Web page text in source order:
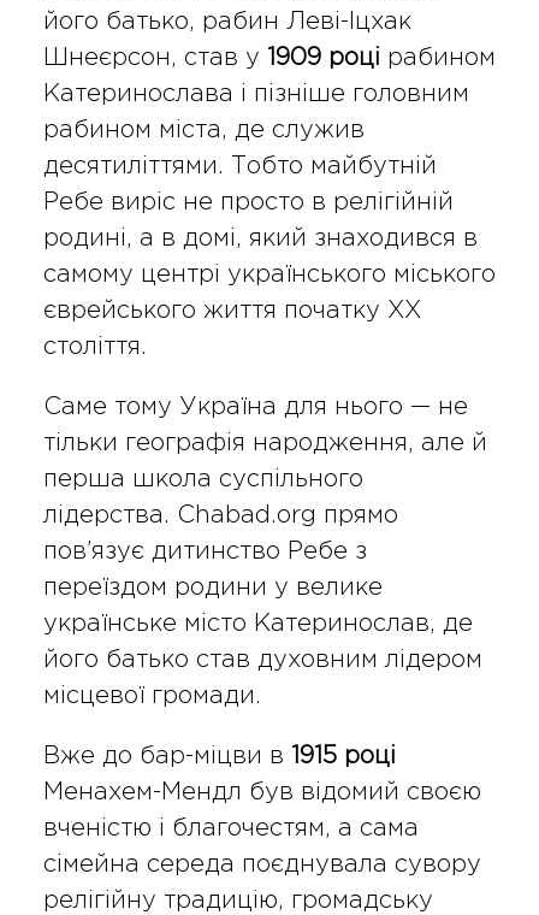
його батько, рабин Леві-Іцхак
Шнеєрсон, став у 1909 році рабином
Катеринослава і пізніше головним
рабином міста, де служив
десятиліттями. Тобто майбутній
Ребе виріс не просто в релігійній
родині, а в домі, який знаходився в
самому центрі українського міського
єврейського життя початку ХХ
століття.
Саме тому Україна для нього — не
тільки географія народження, але й
перша школа суспільного
лідерства. Chabad.org прямо
пов’язує дитинство Ребе з
переїздом родини у велике
українське місто Катеринослав, де
його батько став духовним лідером
місцевої громади.
Вже до бар-міцви в 1915 році
Менахем-Мендл був відомий своєю
вченістю і благочестям, а сама
сімейна середа поєднувала сувору
релігійну традицію, громадську